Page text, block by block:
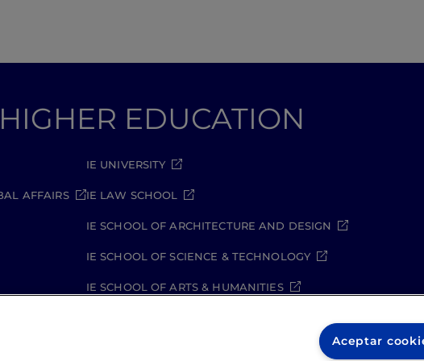
EDUCATION
AFFAIRS
IE UNIVERSITY
IE LAW SCHOOL
IE SCHOOL OF ARCHITECTURE AND DESIGN
IE SCHOOL OF SCIENCE & TECHNOLOGY
IE SCHOOL OF ARTS & HUMANITIES
Aceptar